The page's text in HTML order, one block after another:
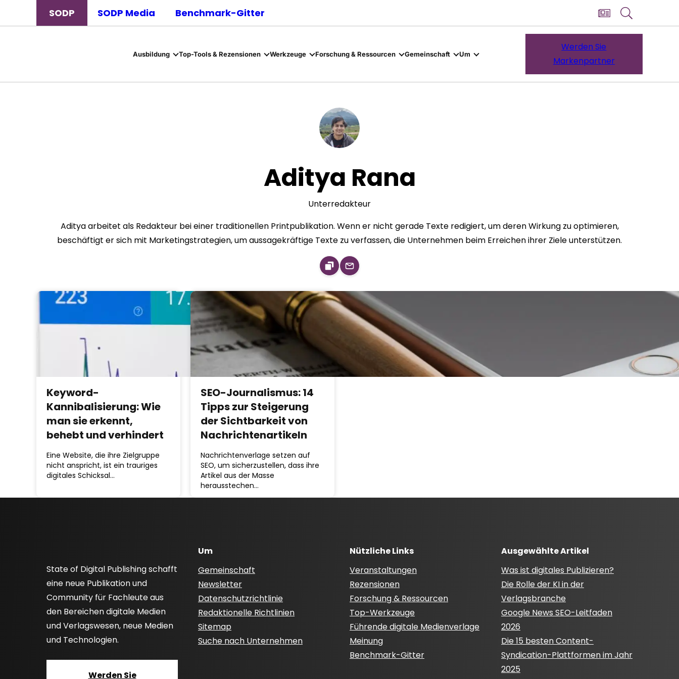
SODP SODP Media Benchmark-Gitter
Ausbildung Top-Tools & Rezensionen Werkzeuge Forschung & Ressourcen Gemeinschaft Um
Werden Sie
Markenpartner
Aditya Rana
Unterredakteur
Aditya arbeitet als Redakteur bei einer traditionellen Printpublikation. Wenn er nicht gerade Texte redigiert, um deren Wirkung zu optimieren,
beschäftigt er sich mit Marketingstrategien, um aussagekräftige Texte zu verfassen, die Unternehmen beim Erreichen ihrer Ziele unterstützen.
Keyword-
Kannibalisierung: Wie
man sie erkennt,
behebt und verhindert
Eine Website, die ihre Zielgruppe
nicht anspricht, ist ein trauriges
digitales Schicksal…
SEO-Journalismus: 14
Tipps zur Steigerung
der Sichtbarkeit von
Nachrichtenartikeln
Nachrichtenverlage setzen auf
SEO, um sicherzustellen, dass ihre
Artikel aus der Masse
herausstechen…
State of Digital Publishing schafft
eine neue Publikation und
Community für Fachleute aus
den Bereichen digitale Medien
und Verlagswesen, neue Medien
und Technologien.
Werden Sie
Um
Gemeinschaft
Newsletter
Datenschutzrichtlinie
Redaktionelle Richtlinien
Sitemap
Suche nach Unternehmen
Nützliche Links
Veranstaltungen
Rezensionen
Forschung & Ressourcen
Top-Werkzeuge
Führende digitale Medienverlage
Meinung
Benchmark-Gitter
Ausgewählte Artikel
Was ist digitales Publizieren?
Die Rolle der KI in der
Verlagsbranche
Google News SEO-Leitfaden
2026
Die 15 besten Content-
Syndication-Plattformen im Jahr
2025